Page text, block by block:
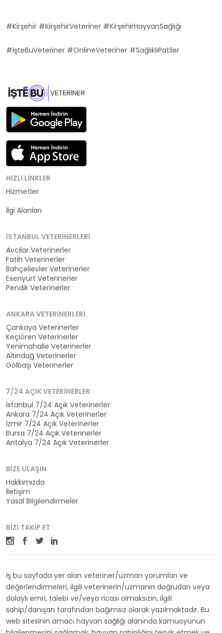
#Kirşehir #KirşehirVeteriner #KirşehirHayvanSağlığı
#İşteBuVeteriner #OnlineVeteriner #SağlıklıPatiler
HIZLI LINKLER
Hizmetler
İlgi Alanları
İSTANBUL VETERINERLERI
Avcılar Veterinerler
Fatih Veterinerler
Bahçelievler Veterinerler
Esenyurt Veterinerler
Pendik Veterinerler
ANKARA VETERINERLERI
Çankaya Veterinerler
Keçiören Veterinerler
Yenimahalle Veterinerler
Altındağ Veterinerler
Gölbaşı Veterinerler
7/24 AÇIK VETERINERLER
İstanbul 7/24 Açık Veterinerler
Ankara 7/24 Açık Veterinerler
İzmir 7/24 Açık Veterinerler
Bursa 7/24 Açık Veterinerler
Antalya 7/24 Açık Veterinerler
BIZE ULAŞIN
Hakkımızda
İletişim
Yasal Bilgilendirmeler
BIZI TAKIP ET
İş bu sayfada yer alan veteriner/uzman yorumları ve
değerlendirmeleri, ilgili veterinerin/uzmanın doğrudan veya
dolaylı emri, talebi ve/veya ricası olmaksızın, ilgili
sahip/danışan tarafından bağımsız olarak yazılmaktadır. Bu
web sitesinin amacı hayvan sağlığı alanında kamuoyunun